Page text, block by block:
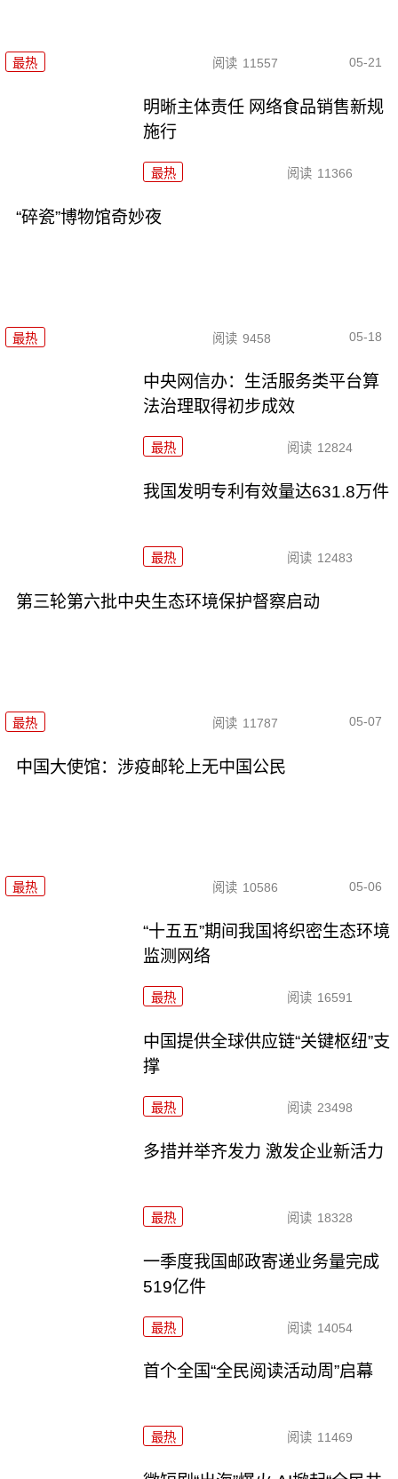
最热 阅读 11557 05-21
明晰主体责任 网络食品销售新规
施行
最热 阅读 11366
“碎瓷”博物馆奇妙夜
最热 阅读 9458 05-18
中央网信办：生活服务类平台算
法治理取得初步成效
最热 阅读 12824
我国发明专利有效量达631.8万件
最热 阅读 12483
第三轮第六批中央生态环境保护督察启动
最热 阅读 11787 05-07
中国大使馆：涉疫邮轮上无中国公民
最热 阅读 10586 05-06
“十五五”期间我国将织密生态环境
监测网络
最热 阅读 16591
中国提供全球供应链“关键枢纽”支
撑
最热 阅读 23498
多措并举齐发力 激发企业新活力
最热 阅读 18328
一季度我国邮政寄递业务量完成
519亿件
最热 阅读 14054
首个全国“全民阅读活动周”启幕
最热 阅读 11469